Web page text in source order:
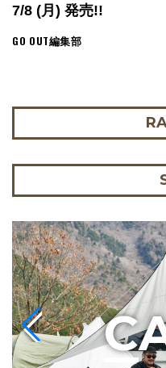
7/8 (月) 発売!!
GO OUT編集部
C